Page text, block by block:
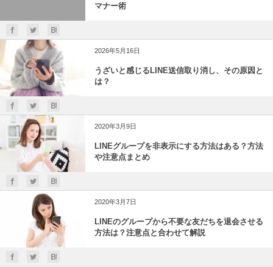
マナー術
2026年5月16日
うざいと感じるLINE送信取り消し、その原因と
は？
2020年3月9日
LINEグループを非表示にする方法はある？方法
や注意点まとめ
2020年3月7日
LINEのグループから不要な友だちを退会させる
方法は？注意点と合わせて解説